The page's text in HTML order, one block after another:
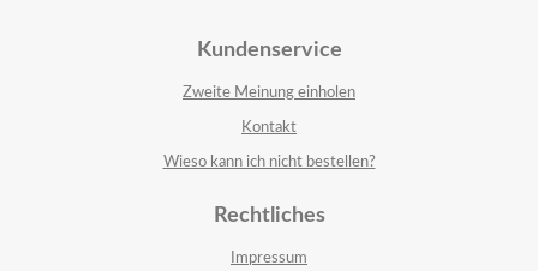
Kundenservice
Zweite Meinung einholen
Kontakt
Wieso kann ich nicht bestellen?
Rechtliches
Impressum